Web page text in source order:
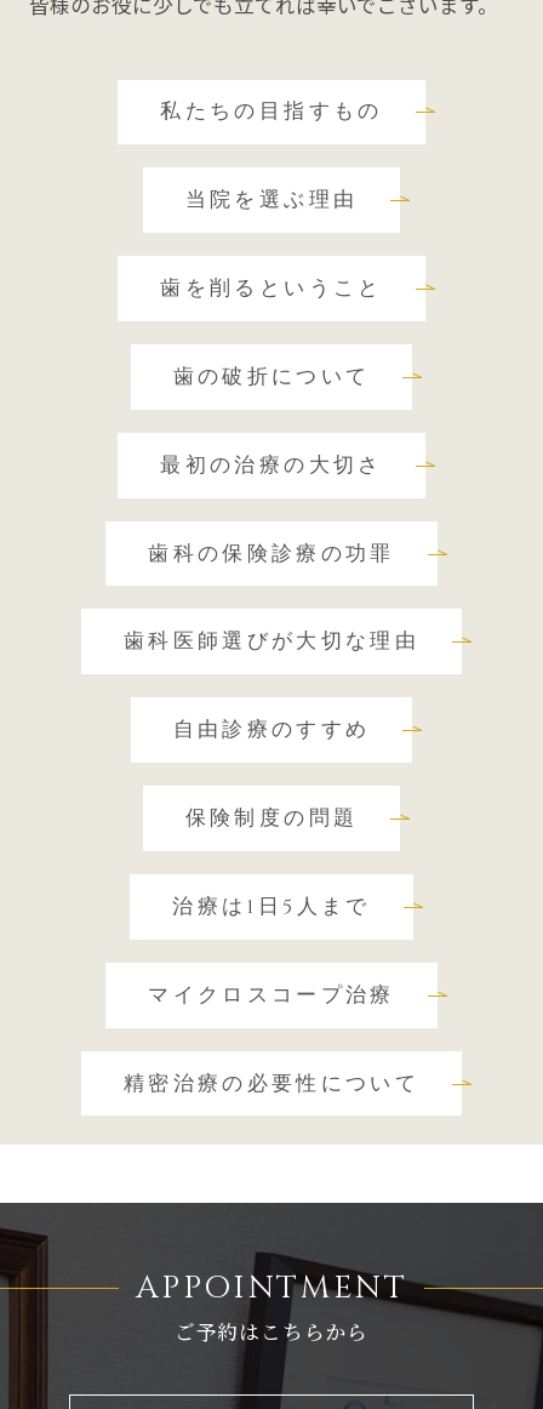
私たちの目指すもの
当院を選ぶ理由
歯を削るということ
歯の破折について
最初の治療の大切さ
歯科の保険診療の功罪
歯科医師選びが大切な理由
自由診療のすすめ
保険制度の問題
治療は1日5人まで
マイクロスコープ治療
精密治療の必要性について
APPOINTMENT
ご予約はこちらから